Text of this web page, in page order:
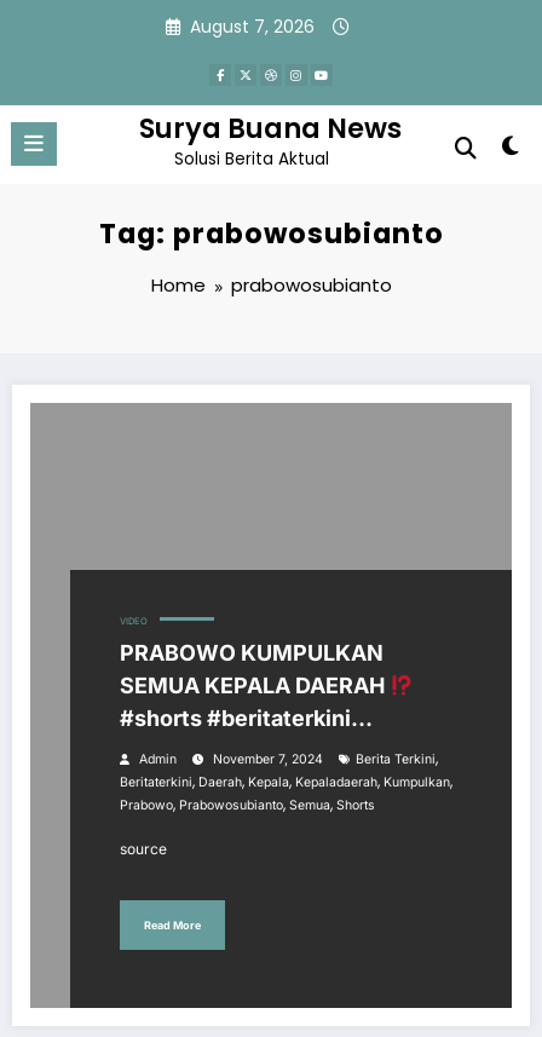
August 7, 2026
Surya Buana News
Solusi Berita Aktual
Tag: prabowosubianto
Home prabowosubianto
VIDEO
PRABOWO KUMPULKAN
SEMUA KEPALA DAERAH
#shorts #beritaterkini
#prabowosubianto
#kepaladaerah
Admin November 7, 2024 Berita Terkini,
Beritaterkini, Daerah, Kepala, Kepaladaerah, Kumpulkan,
Prabowo, Prabowosubianto, Semua, Shorts
source
Read More